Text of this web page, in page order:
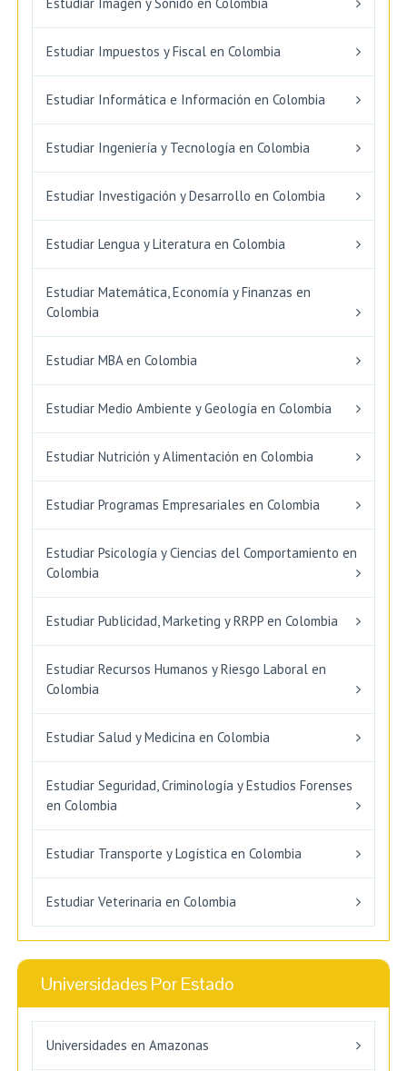
Estudiar Impuestos y Fiscal en Colombia
Estudiar Informática e Información en Colombia
Estudiar Ingeniería y Tecnología en Colombia
Estudiar Investigación y Desarrollo en Colombia
Estudiar Lengua y Literatura en Colombia
Estudiar Matemática, Economía y Finanzas en
Colombia
Estudiar MBA en Colombia
Estudiar Medio Ambiente y Geología en Colombia
Estudiar Nutrición y Alimentación en Colombia
Estudiar Programas Empresariales en Colombia
Estudiar Psicología y Ciencias del Comportamiento en
Colombia
Estudiar Publicidad, Marketing y RRPP en Colombia
Estudiar Recursos Humanos y Riesgo Laboral en
Colombia
Estudiar Salud y Medicina en Colombia
Estudiar Seguridad, Criminología y Estudios Forenses
en Colombia
Estudiar Transporte y Logística en Colombia
Estudiar Veterinaria en Colombia
Universidades Por Estado
Universidades en Amazonas